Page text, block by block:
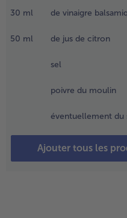
30 ml de vinaigre
50 ml de jus de citron
sel
poivre du moulin
éventuellement du
Ajouter tous les
cuire à feu